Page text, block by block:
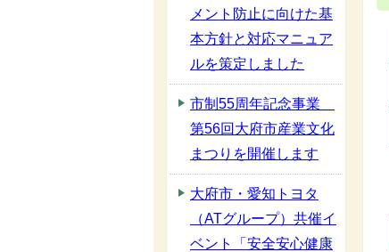
メント防止に向けた基
本方針と対応マニュア
ルを策定しました
市制55周年記念事業
第56回大府市産業文化
まつりを開催します
大府市・愛知トヨタ
（ATグループ）共催イ
ベント「安全安心健康